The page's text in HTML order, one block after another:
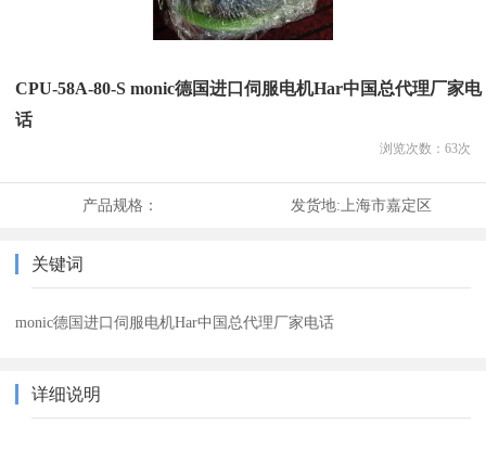
CPU-58A-80-S monic德国进口伺服电机Har中国总代理厂家电
话
浏览次数： 63次
产品规格： 发货地: 上海市嘉定区
关键词
monic德国进口伺服电机Har中国总代理厂家电话
详细说明